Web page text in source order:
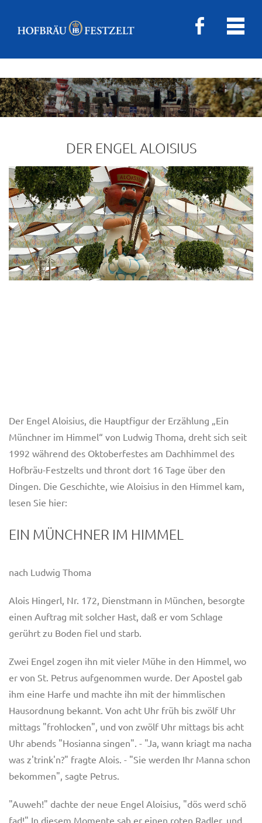
DER ENGEL ALOISIUS
Der Engel Aloisius, die Hauptfigur der Erzählung „Ein
Münchner im Himmel“ von Ludwig Thoma, dreht sich seit
1992 während des Oktoberfestes am Dachhimmel des
Hofbräu-Festzelts und thront dort 16 Tage über den
Dingen. Die Geschichte, wie Aloisius in den Himmel kam,
lesen Sie hier:
EIN MÜNCHNER IM HIMMEL
nach Ludwig Thoma
Alois Hingerl, Nr. 172, Dienstmann in München, besorgte
einen Auftrag mit solcher Hast, daß er vom Schlage
gerührt zu Boden fiel und starb.
Zwei Engel zogen ihn mit vieler Mühe in den Himmel, wo
er von St. Petrus aufgenommen wurde. Der Apostel gab
ihm eine Harfe und machte ihn mit der himmlischen
Hausordnung bekannt. Von acht Uhr früh bis zwölf Uhr
mittags "frohlocken", und von zwölf Uhr mittags bis acht
Uhr abends "Hosianna singen". - "Ja, wann kriagt ma nacha
was z'trink'n?" fragte Alois. - "Sie werden Ihr Manna schon
bekommen", sagte Petrus.
"Auweh!" dachte der neue Engel Aloisius, "dös werd schö
fad!" In diesem Momente sah er einen roten Radler, und